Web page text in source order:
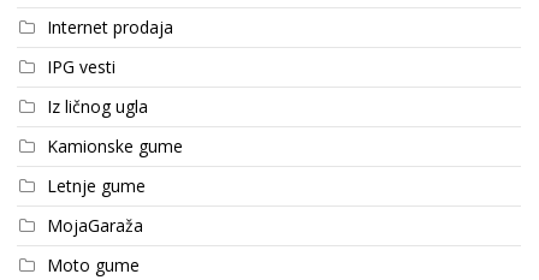
Internet prodaja
IPG vesti
Iz ličnog ugla
Kamionske gume
Letnje gume
MojaGaraža
Moto gume